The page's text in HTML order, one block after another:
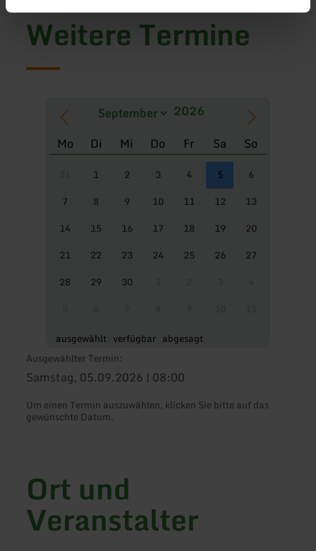
Weitere Termine
Mo Di Mi Do Fr Sa So
1 2 3 4 5
6
7
8 9 10 11 12
13
14
15 16 17 18 19
20
21
22 23 24 25 26
27
28
29 30
ausgewählt verfügbar abgesagt
Ausgewählter Termin:
Samstag, 05.09.2026 | 08:00
Um einen Termin auszuwählen, klicken Sie bitte auf das
gewünschte Datum.
Ort und
Veranstalter